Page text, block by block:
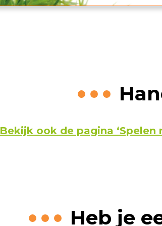
Bekijk ook de pagina
Heb je